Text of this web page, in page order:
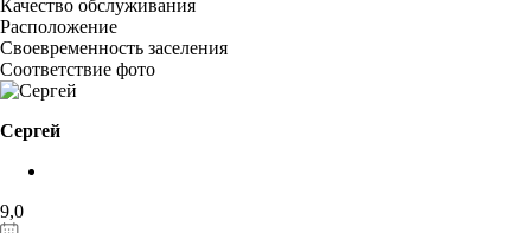
Качество обслуживания
Расположение
Своевременность заселения
Соответствие фото
Сергей
9,0